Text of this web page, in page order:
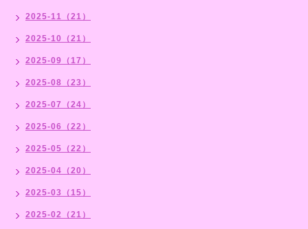
2025-11（21）
2025-10（21）
2025-09（17）
2025-08（23）
2025-07（24）
2025-06（22）
2025-05（22）
2025-04（20）
2025-03（15）
2025-02（21）